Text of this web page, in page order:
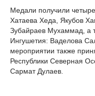
Медали получили
Хатаева Хеда, Якубов
Зубайраев Мухаммад, а
Ингушетия: Ваделова
мероприятии также
Республики Северная
Сармат Дулаев.